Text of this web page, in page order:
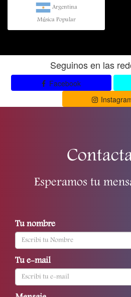
Argentina
Música Popular
Seguinos en las
Facebook
Esperamos tu
Tu nombre
Tu e-mail